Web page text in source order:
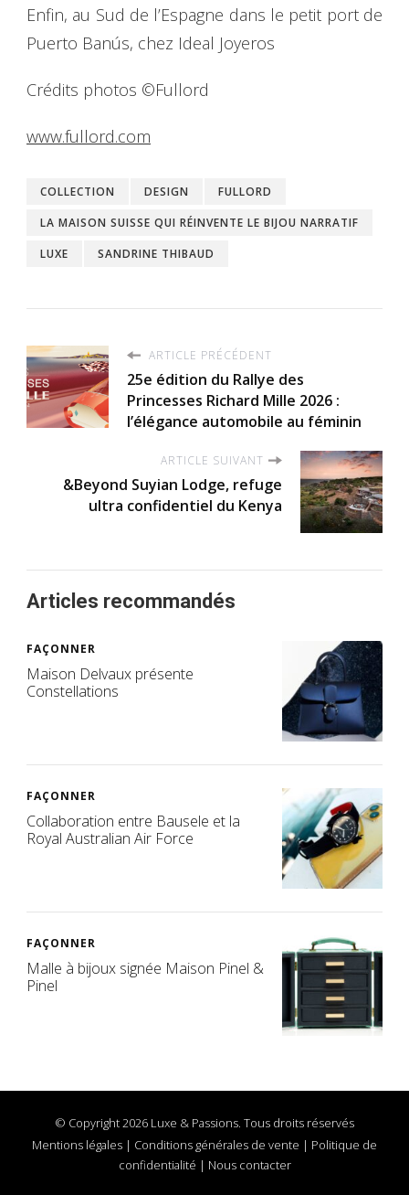
Enfin, au Sud de l’Espagne dans le petit port de
Puerto Banús, chez Ideal Joyeros
Crédits photos ©Fullord
www.fullord.com
COLLECTION DESIGN
FULLORD
LA MAISON SUISSE QUI RÉINVENTE LE BIJOU NARRATIF
LUXE
SANDRINE THIBAUD
ARTICLE PRÉCÉDENT
25e édition du Rallye des
Princesses Richard Mille 2026 :
l’élégance automobile au féminin
ARTICLE SUIVANT
&Beyond Suyian Lodge, refuge
ultra confidentiel du Kenya
Articles recommandés
FAÇONNER
Maison Delvaux présente
Constellations
FAÇONNER
Collaboration entre Bausele et la
Royal Australian Air Force
FAÇONNER
Malle à bijoux signée Maison Pinel &
Pinel
© Copyright 2026 Luxe & Passions. Tous droits réservés
Mentions légales | Conditions générales de vente | Politique de
confidentialité | Nous contacter